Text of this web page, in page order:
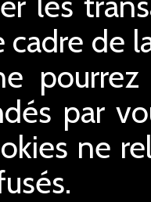
cadre de
par
ne